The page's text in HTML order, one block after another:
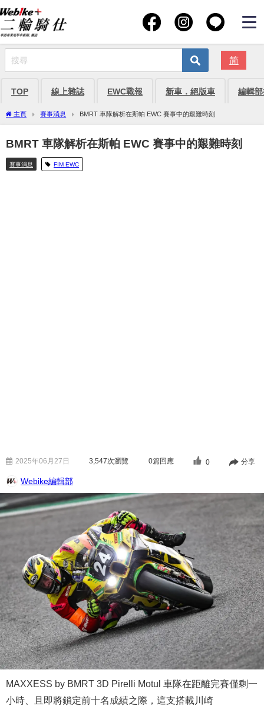
简
TOP 線上雜誌 EWC戰報 新車．絕版車 編輯
主頁 賽事消息 BMRT 車隊解析在斯帕 EWC 賽事中的艱難時刻
BMRT 車隊解析在斯帕 EWC 賽事中的艱難時刻
賽事消息 FIM EWC
2025年06月27日 3,547次瀏覽 0篇回應 0 分享
Webike編輯部
MAXXESS by BMRT 3D Pirelli Motul 車隊在距離完賽僅剩一
小時、且即將鎖定前十名成績之際，這支搭載川崎